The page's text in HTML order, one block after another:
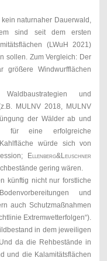
naturnaher Dauerwald,
sind seit dem ersten
(LWuH 2021)
sollen. Zum Vergleich: Der
Windwurfflächen
und
MULNV 2018, MULNV
der Wälder ab und
für eine erfolgreiche
würde sich von
; Ellenberg&Leuschner
gering wären.
künftig nicht nur forstliche
und
auch Schutzmaßnahmen
Extremwetterfolgen“).
in dem jeweiligen
da die Rehbestände in
und die Kalamitätsflächen